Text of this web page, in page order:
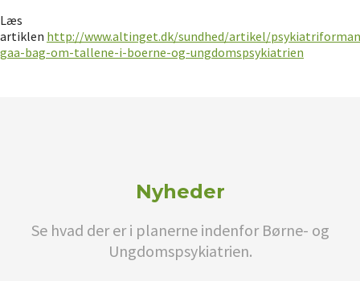
Læs
artiklen http://www.altinget.dk/sundhed/artikel/
gaa-bag-om-tallene-i-boerne-og-ungdomspsykiatrien
Nyheder
Se hvad der er i planerne indenfor Børne- og
Ungdomspsykiatrien.